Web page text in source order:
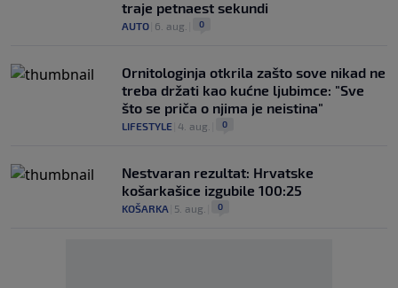
traje petnaest sekundi
AUTO 6. aug. 0
Ornitologinja otkrila zašto sove nikad ne
treba držati kao kućne ljubimce: "Sve
što se priča o njima je neistina"
LIFESTYLE 4. aug. 0
Nestvaran rezultat: Hrvatske
košarkašice izgubile 100:25
KOŠARKA 5. aug. 0